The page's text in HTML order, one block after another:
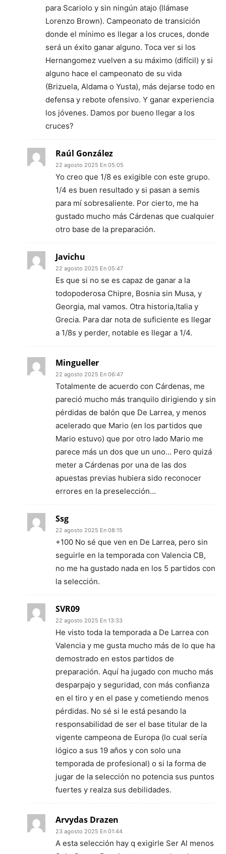
para Scariolo y sin ningún atajo (llámase
Lorenzo Brown). Campeonato de transición
donde el mínimo es llegar a los cruces, donde
será un éxito ganar alguno. Toca ver si los
Hernangomez vuelven a su máximo (difícil) y si
alguno hace el campeonato de su vida
(Brizuela, Aldama o Yusta), más dejarse todo en
defensa y rebote ofensivo. Y ganar experiencia
los jóvenes. Damos por bueno llegar a los
cruces?
Raúl González
22 agosto 2025 En 05:05
Yo creo que 1/8 es exigible con este grupo.
1/4 es buen resultado y si pasan a semis
para mí sobresaliente. Por cierto, me ha
gustado mucho más Cárdenas que cualquier
otro base de la preparación.
Javichu
22 agosto 2025 En 05:47
Es que si no se es capaz de ganar a la
todopoderosa Chipre, Bosnia sin Musa, y
Georgia, mal vamos. Otra historia,Italia y
Grecia. Para dar nota de suficiente es llegar
a 1/8s y perder, notable es llegar a 1/4.
Mingueller
22 agosto 2025 En 06:47
Totalmente de acuerdo con Cárdenas, me
pareció mucho más tranquilo dirigiendo y sin
pérdidas de balón que De Larrea, y menos
acelerado que Mario (en los partidos que
Mario estuvo) que por otro lado Mario me
parece más un dos que un uno… Pero quizá
meter a Cárdenas por una de las dos
apuestas previas hubiera sido reconocer
errores en la preselección…
Ssg
22 agosto 2025 En 08:15
+100 No sé que ven en De Larrea, pero sin
seguirle en la temporada con Valencia CB,
no me ha gustado nada en los 5 partidos con
la selección.
SVR09
22 agosto 2025 En 13:33
He visto toda la temporada a De Larrea con
Valencia y me gusta mucho más de lo que ha
demostrado en estos partidos de
preparación. Aquí ha jugado con mucho más
desparpajo y seguridad, con más confianza
en el tiro y en el pase y cometiendo menos
pérdidas. No sé si le está pesando la
responsabilidad de ser el base titular de la
vigente campeona de Europa (lo cual sería
lógico a sus 19 años y con solo una
temporada de profesional) o si la forma de
jugar de la selección no potencia sus puntos
fuertes y realza sus debilidades.
Arvydas Drazen
23 agosto 2025 En 01:44
A esta selección hay q exigirle Ser Al menos